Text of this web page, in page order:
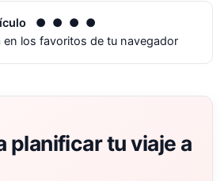
● ● ● ●
los favoritos de tu navegador
planificar tu viaje a